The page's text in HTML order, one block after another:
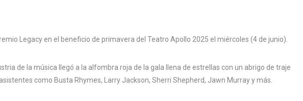
Legacy en el beneficio de primavera del Teatro Apollo 2025 el miércoles (4 de junio).
de la música llegó a la alfombra roja de la gala llena de estrellas con un abrigo de traje
como Busta Rhymes, Larry Jackson, Sherri Shepherd, Jawn Murray y más.